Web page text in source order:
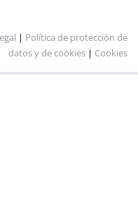
| Política de protección de
datos y de cookies | Cookies